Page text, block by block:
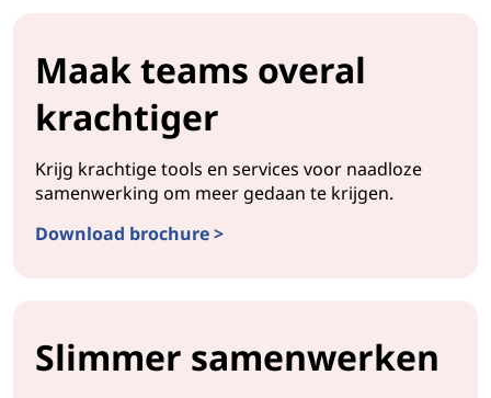
Maak teams overal
krachtiger
Krijg krachtige tools en services voor naadloze
samenwerking om meer gedaan te krijgen.
Download brochure >
Slimmer samenwerken